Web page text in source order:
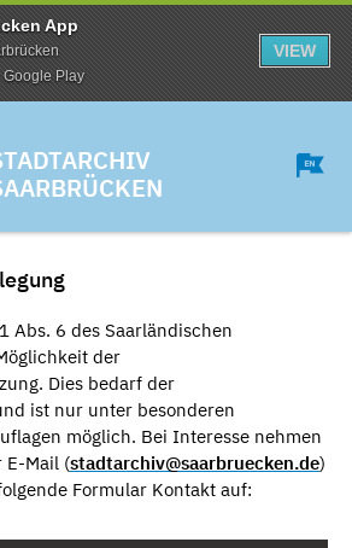
App
Google Play
VIEW
Abs. 6 des Saarländischen
der
Dies bedarf der
ist nur unter besonderen
möglich. Bei Interesse nehmen
E-Mail (stadtarchiv@saarbruecken.de)
Formular Kontakt auf: